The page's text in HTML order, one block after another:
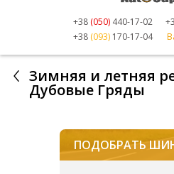
+38 (050) 440-17-02
+38 (093) 170-17-04
Зимняя и летняя
Дубовые Гряды
ПОДОБРАТЬ